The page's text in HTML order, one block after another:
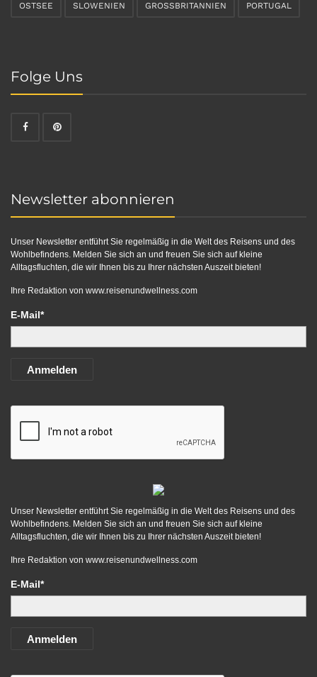
OSTSEE SLOWENIEN GROSSBRITANNIEN PORTUGAL
Folge Uns
Newsletter abonnieren
Unser Newsletter entführt Sie regelmäßig in die Welt des Reisens und des
Wohlbefindens. Melden Sie sich an und freuen Sie sich auf kleine
Alltagsfluchten, die wir Ihnen bis zu Ihrer nächsten Auszeit bieten!
Ihre Redaktion von www.reisenundwellness.com
E-Mail*
Anmelden
Unser Newsletter entführt Sie regelmäßig in die Welt des Reisens und des
Wohlbefindens. Melden Sie sich an und freuen Sie sich auf kleine
Alltagsfluchten, die wir Ihnen bis zu Ihrer nächsten Auszeit bieten!
Ihre Redaktion von www.reisenundwellness.com
E-Mail*
Anmelden